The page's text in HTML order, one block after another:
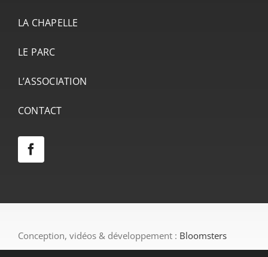
LA CHAPELLE
LE PARC
L’ASSOCIATION
CONTACT
Conception, vidéos & développement : Bloomsters